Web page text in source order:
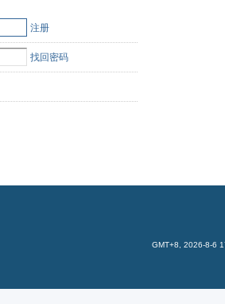
注册
找回密码
GMT+8, 2026-8-6